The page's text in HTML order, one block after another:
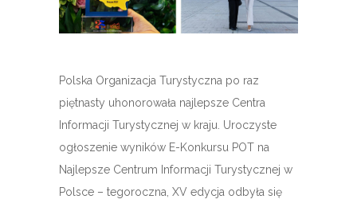
Polska Organizacja Turystyczna po raz
piętnasty uhonorowała najlepsze Centra
Informacji Turystycznej w kraju. Uroczyste
ogłoszenie wyników E-Konkursu POT na
Najlepsze Centrum Informacji Turystycznej w
Polsce – tegoroczna, XV edycja odbyła się